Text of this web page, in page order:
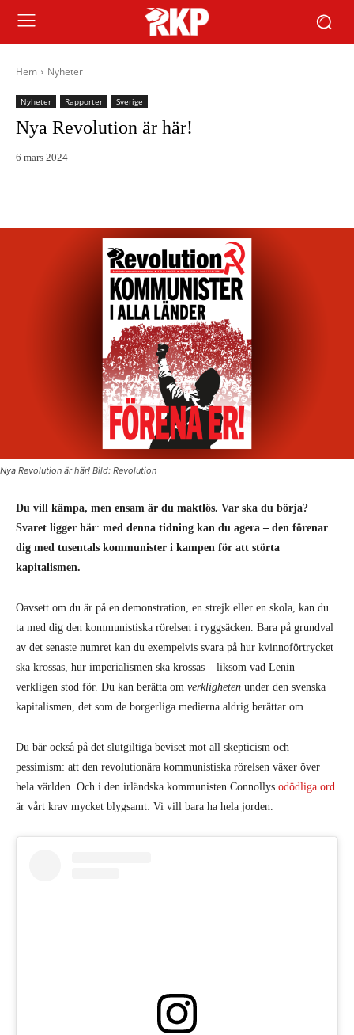
Hem Nyheter
Nyheter Rapporter Sverige
Nya Revolution är här!
6 mars 2024
Nya Revolution är här! Bild: Revolution
Du vill kämpa, men ensam är du maktlös. Var ska du börja?
Svaret ligger här: med denna tidning kan du agera – den förenar
dig med tusentals kommunister i kampen för att störta
kapitalismen.
Oavsett om du är på en demonstration, en strejk eller en skola, kan du
ta med dig den kommunistiska rörelsen i ryggsäcken. Bara på grundval
av det senaste numret kan du exempelvis svara på hur kvinnoförtrycket
ska krossas, hur imperialismen ska krossas – liksom vad Lenin
verkligen stod för. Du kan berätta om verkligheten under den svenska
kapitalismen, det som de borgerliga medierna aldrig berättar om.
Du bär också på det slutgiltiga beviset mot all skepticism och
pessimism: att den revolutionära kommunistiska rörelsen växer över
hela världen. Och i den irländska kommunisten Connollys odödliga ord
är vårt krav mycket blygsamt: Vi vill bara ha hela jorden.